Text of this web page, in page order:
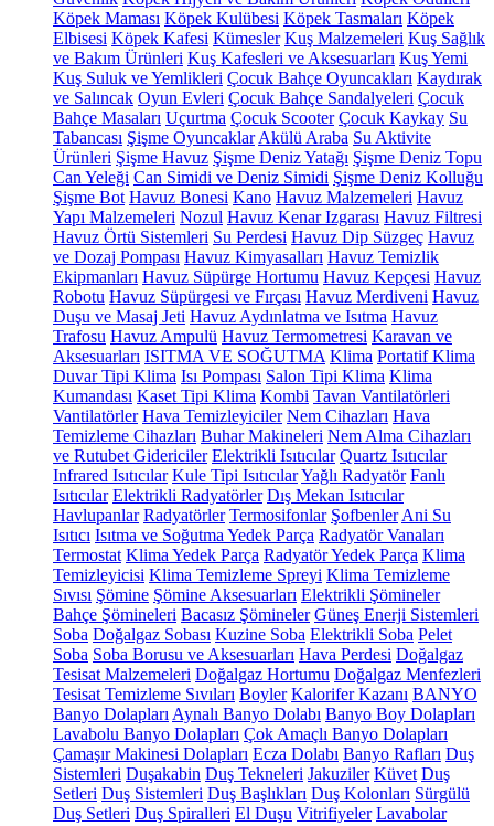
Köpek Maması Köpek Kulübesi Köpek Tasmaları Köpek
Elbisesi Köpek Kafesi Kümesler Kuş Malzemeleri Kuş Sağlık
ve Bakım Ürünleri Kuş Kafesleri ve Aksesuarları Kuş Yemi
Kuş Suluk ve Yemlikleri Çocuk Bahçe Oyuncakları Kaydırak
ve Salıncak Oyun Evleri Çocuk Bahçe Sandalyeleri Çocuk
Bahçe Masaları Uçurtma Çocuk Scooter Çocuk Kaykay Su
Tabancası Şişme Oyuncaklar Akülü Araba Su Aktivite
Ürünleri Şişme Havuz Şişme Deniz Yatağı Şişme Deniz Topu
Can Yeleği Can Simidi ve Deniz Simidi Şişme Deniz Kolluğu
Şişme Bot Havuz Bonesi Kano Havuz Malzemeleri Havuz
Yapı Malzemeleri Nozul Havuz Kenar Izgarası Havuz Filtresi
Havuz Örtü Sistemleri Su Perdesi Havuz Dip Süzgeç Havuz
ve Dozaj Pompası Havuz Kimyasalları Havuz Temizlik
Ekipmanları Havuz Süpürge Hortumu Havuz Kepçesi Havuz
Robotu Havuz Süpürgesi ve Fırçası Havuz Merdiveni Havuz
Duşu ve Masaj Jeti Havuz Aydınlatma ve Isıtma Havuz
Trafosu Havuz Ampulü Havuz Termometresi Karavan ve
Aksesuarları ISITMA VE SOĞUTMA Klima Portatif Klima
Duvar Tipi Klima Isı Pompası Salon Tipi Klima Klima
Kumandası Kaset Tipi Klima Kombi Tavan Vantilatörleri
Vantilatörler Hava Temizleyiciler Nem Cihazları Hava
Temizleme Cihazları Buhar Makineleri Nem Alma Cihazları
ve Rutubet Gidericiler Elektrikli Isıtıcılar Quartz Isıtıcılar
Infrared Isıtıcılar Kule Tipi IsıtıcılarYağlı Radyatör Fanlı
Isıtıcılar Elektrikli Radyatörler Dış Mekan Isıtıcılar
Havlupanlar Radyatörler Termosifonlar Şofbenler Ani Su
Isıtıcı Isıtma ve Soğutma Yedek Parça Radyatör Vanaları
Termostat Klima Yedek Parça Radyatör Yedek Parça Klima
Temizleyicisi Klima Temizleme Spreyi Klima Temizleme
Sıvısı Şömine Şömine Aksesuarları Elektrikli Şömineler
Bahçe Şömineleri Bacasız Şömineler Güneş Enerji Sistemleri
Soba Doğalgaz Sobası Kuzine Soba Elektrikli Soba Pelet
Soba Soba Borusu ve Aksesuarları Hava Perdesi Doğalgaz
Tesisat Malzemeleri Doğalgaz Hortumu Doğalgaz Menfezleri
Tesisat Temizleme Sıvıları Boyler Kalorifer Kazanı BANYO
Banyo Dolapları Aynalı Banyo Dolabı Banyo Boy Dolapları
Lavabolu Banyo Dolapları Çok Amaçlı Banyo Dolapları
Çamaşır Makinesi Dolapları Ecza Dolabı Banyo Rafları Duş
Sistemleri Duşakabin Duş Tekneleri Jakuziler Küvet Duş
Setleri Duş Sistemleri Duş Başlıkları Duş Kolonları Sürgülü
Duş Setleri Duş Spiralleri El Duşu Vitrifiyeler Lavabolar